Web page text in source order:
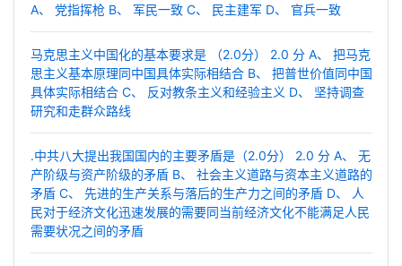
A、 党指挥枪 B、 军民一致 C、 民主建军 D、 官兵一致
马克思主义中国化的基本要求是 （2.0分） 2.0 分 A、 把马克
思主义基本原理同中国具体实际相结合 B、 把普世价值同中国
具体实际相结合 C、 反对教条主义和经验主义 D、 坚持调查
研究和走群众路线
.中共八大提出我国国内的主要矛盾是（2.0分） 2.0 分 A、 无
产阶级与资产阶级的矛盾 B、 社会主义道路与资本主义道路的
矛盾 C、 先进的生产关系与落后的生产力之间的矛盾 D、 人
民对于经济文化迅速发展的需要同当前经济文化不能满足人民
需要状况之间的矛盾